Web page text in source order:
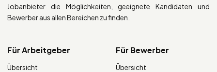
Jobanbieter die Möglichkeiten, geeignete Kandidaten und
Bewerber aus allen Bereichen zu finden.
Für Arbeitgeber
Übersicht
Für Bewerber
Übersicht